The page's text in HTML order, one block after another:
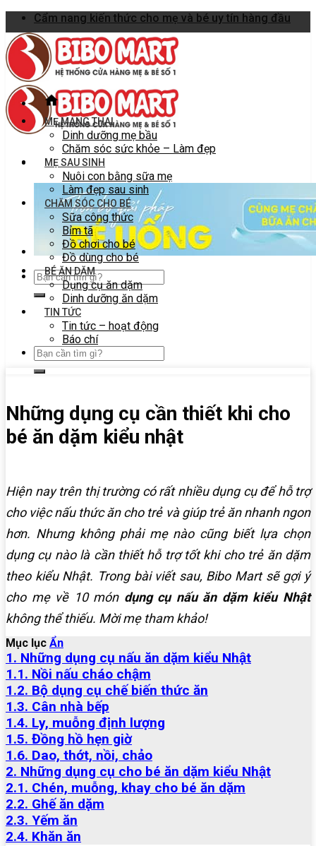
Skip
to
content
Cẩm nang kiến thức cho mẹ và bé uy tín hàng đầu
MẸ MANG THAI
Dinh dưỡng mẹ bầu
Chăm sóc sức khỏe – Làm đẹp
MẸ SAU SINH
Nuôi con bằng sữa mẹ
Làm đẹp sau sinh
CHĂM SÓC CHO BÉ
Sữa công thức
Bỉm tã
Đồ chơi cho bé
Đồ dùng cho bé
BÉ ĂN DẶM
Dụng cụ ăn dặm
Dinh dưỡng ăn dặm
TIN TỨC
Tin tức – hoạt động
Báo chí
Những dụng cụ cần thiết khi cho
bé ăn dặm kiểu nhật
Hiện nay trên thị trường có rất nhiều dụng cụ để hỗ trợ
cho việc nấu thức ăn cho trẻ và giúp trẻ ăn nhanh ngon
hơn. Nhưng không phải mẹ nào cũng biết lựa chọn
dụng cụ nào là cần thiết hỗ trợ tốt khi cho trẻ ăn dặm
theo kiểu Nhật. Trong bài viết sau, Bibo Mart sẽ gợi ý
cho mẹ về 10 món dụng cụ nấu ăn dặm kiểu Nhật
không thể thiếu. Mời mẹ tham khảo!
Mục lục Ẩn
1. Những dụng cụ nấu ăn dặm kiểu Nhật
1.1. Nồi nấu cháo chậm
1.2. Bộ dụng cụ chế biến thức ăn
1.3. Cân nhà bếp
1.4. Ly, muỗng định lượng
1.5. Đồng hồ hẹn giờ
1.6. Dao, thớt, nồi, chảo
2. Những dụng cụ cho bé ăn dặm kiểu Nhật
2.1. Chén, muỗng, khay cho bé ăn dặm
2.2. Ghế ăn dặm
2.3. Yếm ăn
2.4. Khăn ăn